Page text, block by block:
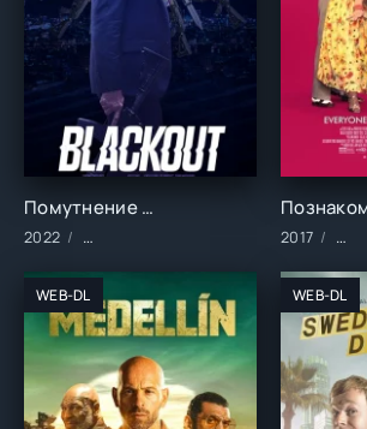
Помутнение (2022)
2022 Фильмы/2022 год/Зарубежные/
2017
WEB-DL WEB-DL